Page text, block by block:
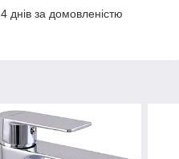
днів за домовленістю